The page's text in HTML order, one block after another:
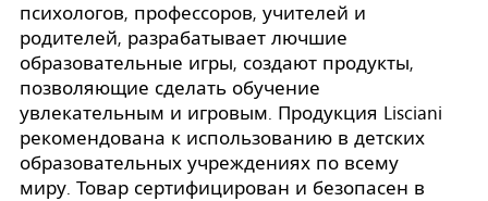
психологов, профессоров, учителей и
родителей, разрабатывает лючшие
образовательные игры, создают продукты,
позволяющие сделать обучение
увлекательным и игровым. Продукция Lisciani
рекомендована к использованию в детских
образовательных учреждениях по всему
миру. Товар сертифицирован и безопасен в